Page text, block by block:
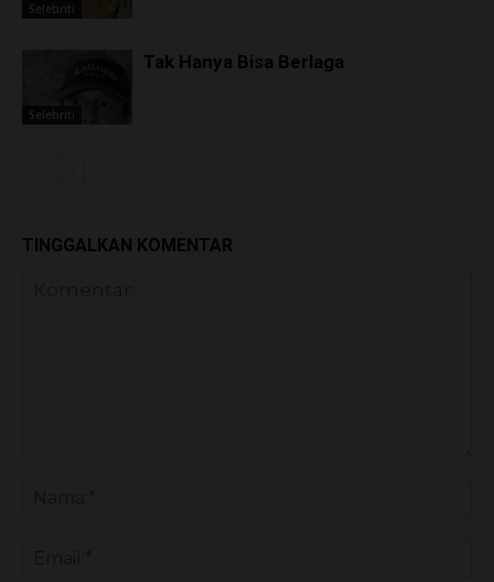
Selebriti
Selebriti
Tak Hanya Bisa Berlaga
TINGGALKAN KOMENTAR